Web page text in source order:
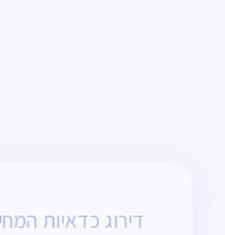
דירוג כדאיות